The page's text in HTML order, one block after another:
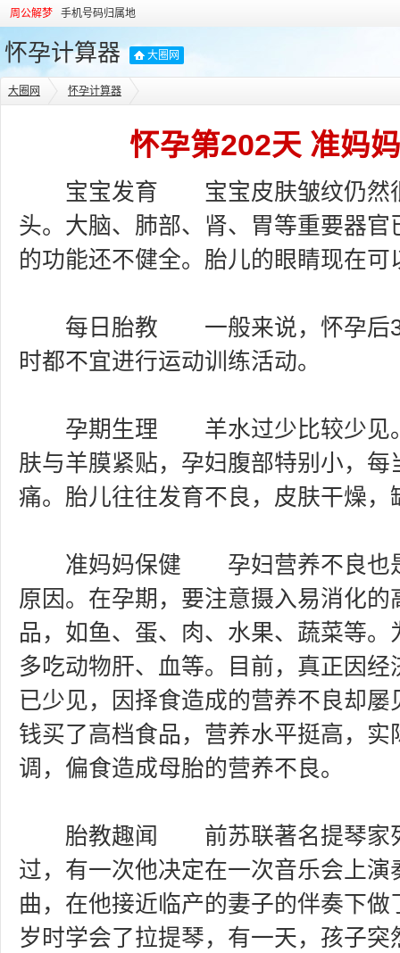
周公解梦 手机号码归属地
怀孕计算器 大圈网
大圈网 怀孕计算器
怀孕第202天 准妈
宝宝发育 宝宝皮肤皱纹仍然很
头。大脑、肺部、肾、胃等重要器
的功能还不健全。胎儿的眼睛现在可
每日胎教 一般来说，怀孕后3
时都不宜进行运动训练活动。
孕期生理 羊水过少比较少见。
肤与羊膜紧贴，孕妇腹部特别小，
痛。胎儿往往发育不良，皮肤干燥，
准妈妈保健 孕妇营养不良也是
原因。在孕期，要注意摄入易消化
品，如鱼、蛋、肉、水果、蔬菜等
多吃动物肝、血等。目前，真正因
已少见，因择食造成的营养不良却
钱买了高档食品，营养水平挺高，
调，偏食造成母胎的营养不良。
胎教趣闻 前苏联著名提琴家列
过，有一次他决定在一次音乐会上演
曲，在他接近临产的妻子的伴奏下
岁时学会了拉提琴，有一天，孩子